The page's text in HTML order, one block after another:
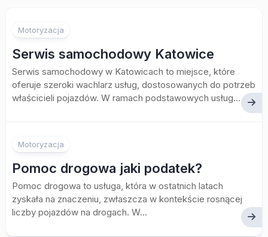
Motoryzacja
Serwis samochodowy Katowice
Serwis samochodowy w Katowicach to miejsce, które
oferuje szeroki wachlarz usług, dostosowanych do potrzeb
właścicieli pojazdów. W ramach podstawowych usług...
Motoryzacja
Pomoc drogowa jaki podatek?
Pomoc drogowa to usługa, która w ostatnich latach
zyskała na znaczeniu, zwłaszcza w kontekście rosnącej
liczby pojazdów na drogach. W...